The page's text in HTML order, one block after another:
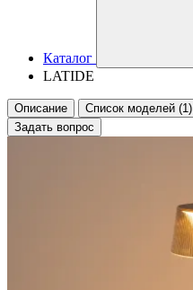
Каталог
LATIDE
Описание
Список моделей (1)
Задать вопрос